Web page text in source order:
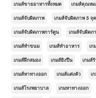
เกมส์ขายอาหารทั้งหมด เกมส์คุณหม
เกมส์จับผิดภาพ เกมส์จับผิดภาพ 5 จุด
เกมส์จับผิดภาพการ์ตูน เกมส์จับผิดภ
เกมส์ทำขนม เกมส์ทำอาหาร เก
เกมส์ฝึกสมอง เกมส์ยิงปืน เกมส์
เกมส์หาทางออก เกมส์แต่งตัว เ
เกมส์โรงพยาบาล เกมหาทางออก